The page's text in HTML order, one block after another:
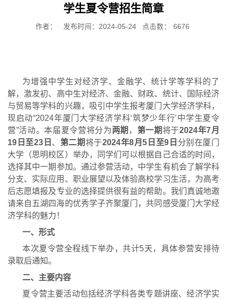
学生夏令营招生简章
作者： 发布时间：2024-05-24 点击数： 6676
为增强中学生对经济学、金融学、统计学等学科的了
解，激发初、 高中生对经济、金融、财政、统计、国际经济
与贸易等学科的兴趣，吸引 中学生报考厦门大学经济学科，
现启动“2024年厦门大学经济学科‘筑梦少年行’中学生夏令
营”活动。本届夏令营将分为两期 ， 第一期将于2024年7月
19 日至23日 、 第二期将于2024年8月5 日至9 日 分别在厦门
大学（思明校区）举办，同学们可以根据自己合适的时间，
选择其中一期参加。通过参营活动，中学生有机会了解学科
分支、实际应用、职业展望以 及体验高校学习生活，为高考
后志愿填报及专业的选择提供很有益的帮助。我们真诚地邀
请来自五湖四海的优秀学子齐聚厦门
，共同感受厦门大学经
济学科的魅力！
一、形式
本次夏令营全程线下举办，共计5天，具体参营安排待
录取后通知。
二、主要内容
夏令营主要活动包括经济学科各类专题讲座、经济学实